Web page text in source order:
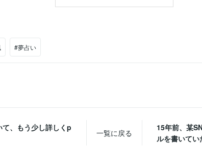
#夢占い
て、もう少し詳しくp
一覧に戻る
15年前、某
ルを書いてい